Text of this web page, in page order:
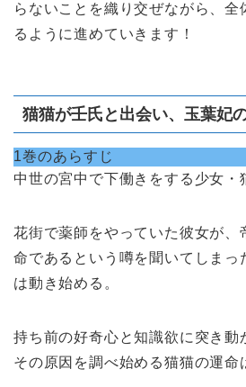
らないことを織り交ぜながら、全
るように進めていきます！
猫猫が壬氏と出会い、玉葉妃
1巻のあらすじ
中世の宮中で下働きをする少女・
花街で薬師をやっていた彼女が、
命であるという噂を聞いてしまっ
は動き始める。
持ち前の好奇心と知識欲に突き動
その原因を調べ始める猫猫の運